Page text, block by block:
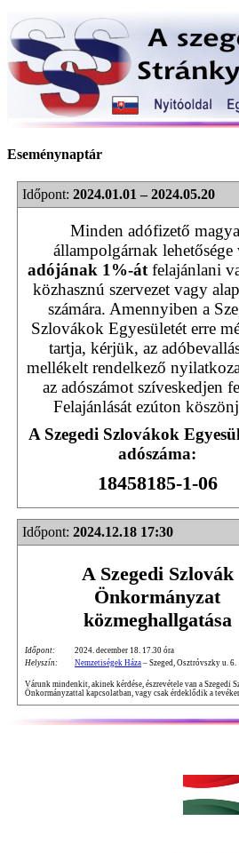
Eseménynaptár
Időpont: 2024.01.01 – 2024.05.20
Minden adófizető
állampolgárnak lehetősége
adójának 1%-át felajánlani
közhasznú szervezet vagy
számára. Amennyiben a
Szlovákok Egyesületét erre
tartja, kérjük, az
mellékelt rendelkező
az adószámot szíveskedjen
Felajánlását ezúton
A Szegedi Szlovákok
adószáma:
18458185-1-06
Időpont: 2024.12.18 17:30
A Szegedi Szlovák
Önkormányzat
közmeghallgatása
Időpont:
2024. december 18. 17.30 óra
Helyszín:
Nemzetiségek Háza – Szeged, Osztróvszky u. 6.
Várunk mindenkit, akinek kérdése, észrevétele van a Szegedi
Önkormányzattal kapcsolatban, vagy csak érdeklődik a